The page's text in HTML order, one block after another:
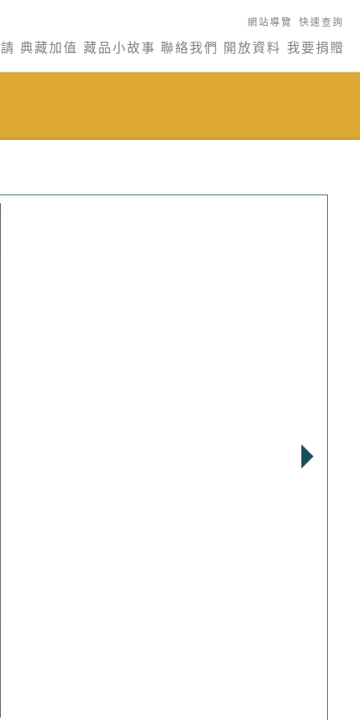
網站導覽 快速查詢
典藏加值 藏品小故事 聯絡我們 開放資料 我要捐贈